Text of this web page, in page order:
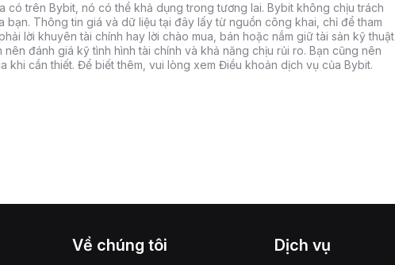
có trên Bybit, nó có thể khả dụng trong tương lai. Bybit không chịu trách
bạn. Thông tin giá và dữ liệu tại đây lấy từ nguồn công khai, chỉ để tham
lời khuyên tài chính hay lời chào mua, bán hoặc nắm giữ tài sản kỹ thuật
đánh giá kỹ tình hình tài chính và khả năng chịu rủi ro. Bạn cũng nên
khi cần thiết. Để biết thêm, vui lòng xem Điều khoản dịch vụ của Bybit.
Về chúng tôi Dịch vụ